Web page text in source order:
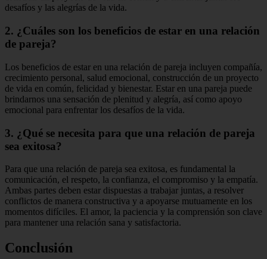
desafíos y las alegrías de la vida.
2. ¿Cuáles son los beneficios de estar en una relación
de pareja?
Los beneficios de estar en una relación de pareja incluyen compañía,
crecimiento personal, salud emocional, construcción de un proyecto
de vida en común, felicidad y bienestar. Estar en una pareja puede
brindarnos una sensación de plenitud y alegría, así como apoyo
emocional para enfrentar los desafíos de la vida.
3. ¿Qué se necesita para que una relación de pareja
sea exitosa?
Para que una relación de pareja sea exitosa, es fundamental la
comunicación, el respeto, la confianza, el compromiso y la empatía.
Ambas partes deben estar dispuestas a trabajar juntas, a resolver
conflictos de manera constructiva y a apoyarse mutuamente en los
momentos difíciles. El amor, la paciencia y la comprensión son clave
para mantener una relación sana y satisfactoria.
Conclusión